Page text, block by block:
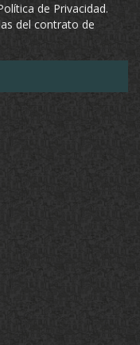
de Privacidad.
del contrato de